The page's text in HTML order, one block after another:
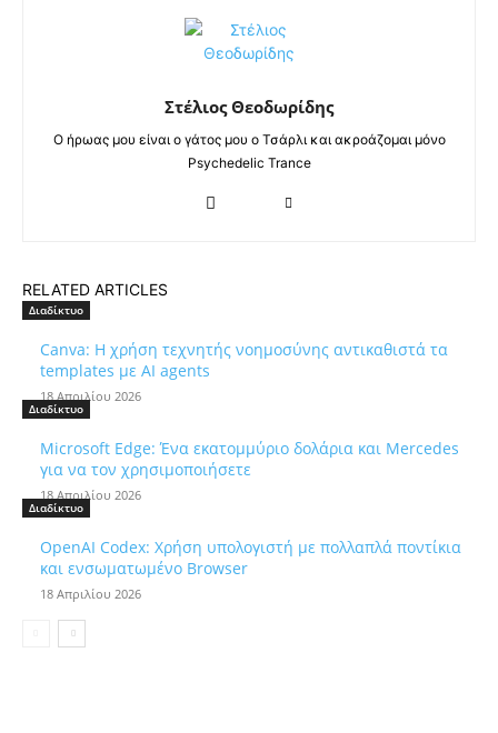
Στέλιος Θεοδωρίδης
Ο ήρωας μου είναι ο γάτος μου ο Τσάρλι και ακροάζομαι μόνο
Psychedelic Trance
RELATED ARTICLES
Διαδίκτυο
Canva: Η χρήση τεχνητής νοημοσύνης αντικαθιστά τα
templates με AI agents
18 Απριλίου 2026
Διαδίκτυο
Microsoft Edge: Ένα εκατομμύριο δολάρια και Mercedes
για να τον χρησιμοποιήσετε
18 Απριλίου 2026
Διαδίκτυο
OpenAI Codex: Χρήση υπολογιστή με πολλαπλά ποντίκια
και ενσωματωμένο Browser
18 Απριλίου 2026